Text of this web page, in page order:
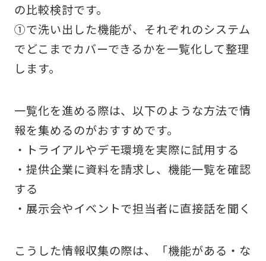
の比較検討です。
①で洗い出した機能が、それぞれのシステム
でどこまでカバーできるかを一覧化して整理
します。
一覧化を進める際は、以下のような方法で情
報を集めるのがおすすめです。
・トライアルやデモ環境を実際に試用する
・提供企業に資料を請求し、機能一覧を確認
する
・展示会やイベントで担当者に直接話を聞く
こうした情報収集の際は、「機能がある・な